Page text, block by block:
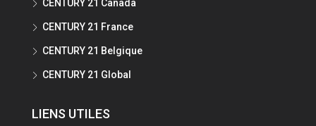
CENTURY 21 Canada
CENTURY 21 France
CENTURY 21 Belgique
CENTURY 21 Global
LIENS UTILES